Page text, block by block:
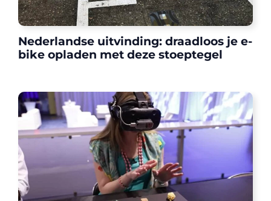
Nederlandse uitvinding: draadloos je e-
bike opladen met deze stoeptegel